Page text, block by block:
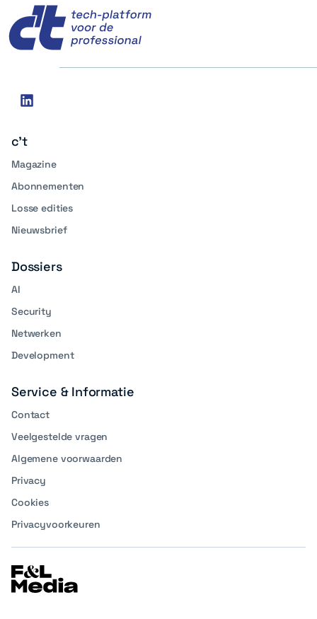
Social
linkedin
c't
Magazine
Abonnementen
Losse edities
Nieuwsbrief
Dossiers
AI
Security
Netwerken
Development
Service & Informatie
Contact
Veelgestelde vragen
Algemene voorwaarden
Privacy
Cookies
Privacyvoorkeuren